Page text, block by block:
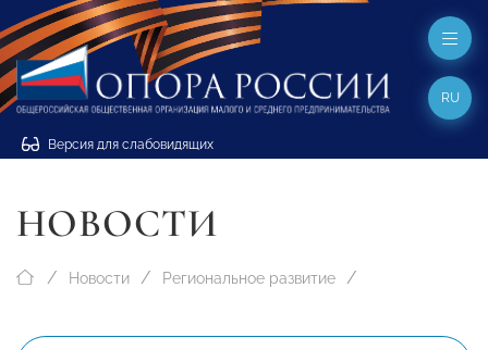
Версия для слабовидящих
RU
НОВОСТИ
Новости Региональное развитие